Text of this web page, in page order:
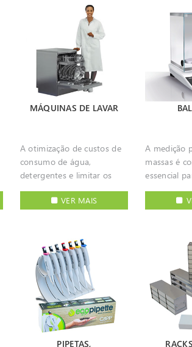
armazenamento e
produção tanto para gelo
moído como em cubos.
variando
de vácuo.
idealmente, prever medidas
de segurança para evitar
completo, além de ter
construção robusta e ser
de operação e limpeza
simples, deve interromper a
alimentação de gás em
caso de sobreaquecimento
bancada como em hotte ou
cabine de fluxo laminar
com operação através de
pedal. Os bicos de Bunsen
ainda são muito usados em
conseguem atingir altas
temperaturas e também
para esterilização de
materiais.
vácuo,
vácuo e
de bomba
do
vácuo a atingir. A
de
e mecânica
em longo
útil, menor
Para
livre de
risco de
amostras.
MÁQUINAS DE LAVAR
A otimização de custos de
consumo de água,
detergentes e limitar os
riscos de segurança para os
utilizadores e ambiente são
desinfeção de material
clínico e laboratorial não é,
portanto, uma tarefa de
menor importância. É
necessário assegurar que
esta operação é realizada
de forma eficiente e
reprodutível,
VER MAIS
A medição
massas é
essencial
rigor num
em
como industrial.
de uma
versátil de
soluções
semi-
industrial,
PIPETAS,